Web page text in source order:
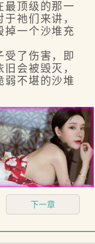
顶级的那一
祂们来讲，
掉一个沙堆充
了伤害，即
会被毁灭，
弱不堪的沙堆
下一章